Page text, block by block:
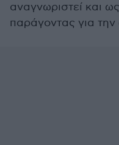
αναγνωριστεί και
παράγοντας για την